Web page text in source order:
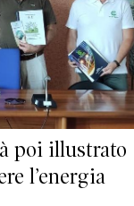
poi illustrato
l’energia